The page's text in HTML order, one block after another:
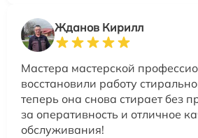
Жданов Кирилл
Мастера мастерской
восстановили работу
теперь она снова стирает без
за оперативность и отличное
обслуживания!